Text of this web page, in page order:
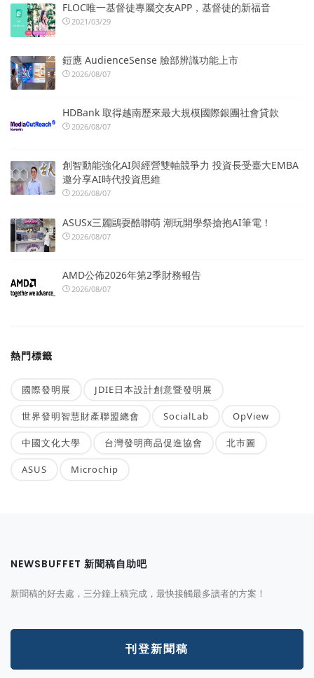
FLOC唯一基督徒專屬交友APP，基督徒的新福音
2021/03/29
鎧應 AudienceSense 臉部辨識功能上市
2026/08/07
HDBank 取得越南歷來最大規模國際銀團社會貸款
2026/08/07
創智動能強化AI與經營雙軸競爭力 投資長受臺大EMBA
邀分享AI時代投資思維
2026/08/07
ASUSx三麗鷗耍酷聯萌 潮玩開學祭搶抱AI筆電！
2026/08/07
AMD公佈2026年第2季財務報告
2026/08/07
熱門標籤
國際發明展 JDIE日本設計創意暨發明展
世界發明智慧財產聯盟總會 SocialLab OpView
中國文化大學 台灣發明商品促進協會 北市圖
ASUS Microchip
NEWSBUFFET 新聞稿自助吧
新聞稿的好去處，三分鐘上稿完成，最快接觸最多讀者的方案！
刊登新聞稿